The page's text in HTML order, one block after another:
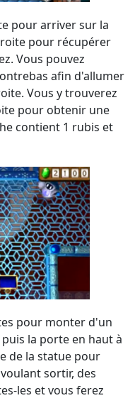
pour arriver sur la
pour récupérer
Vous pouvez
afin d'allumer
Vous y trouverez
pour obtenir une
contient 1 rubis et
pour monter d'un
la porte en haut à
de la statue pour
sortir, des
les et vous ferez